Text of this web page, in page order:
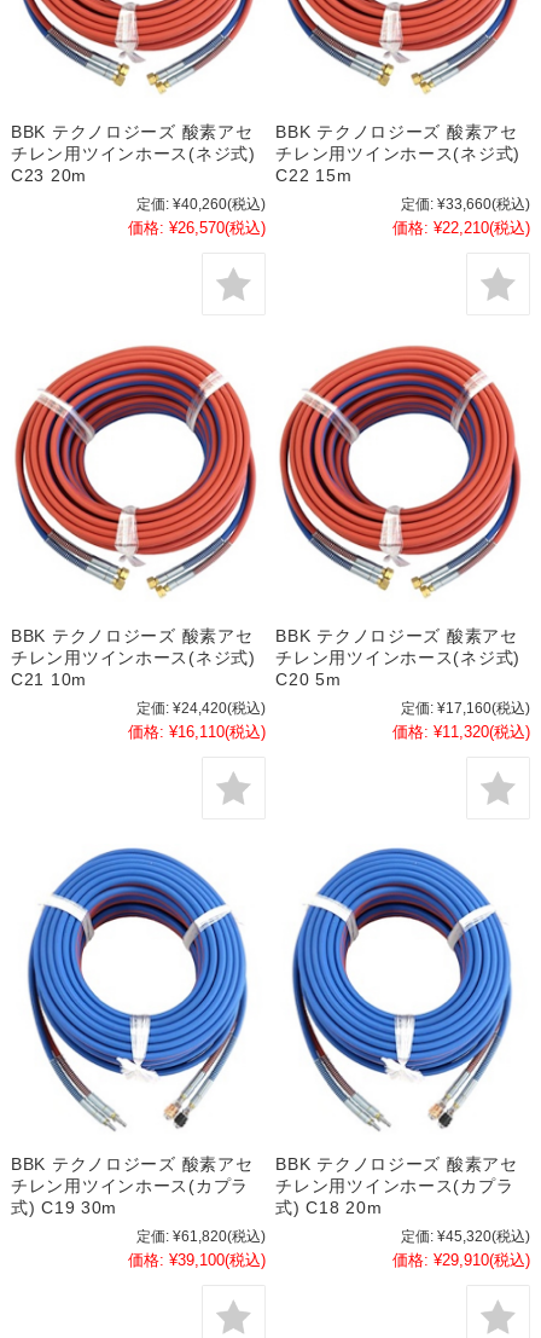
BBK テクノロジーズ 酸素アセ
チレン用ツインホース(ネジ式)
C23 20m
定価: ¥40,260(税込)
価格: ¥26,570(税込)
BBK テクノロジーズ 酸素アセ
チレン用ツインホース(ネジ式)
C22 15m
定価: ¥33,660(税込)
価格: ¥22,210(税込)
BBK テクノロジーズ 酸素アセ
チレン用ツインホース(ネジ式)
C21 10m
定価: ¥24,420(税込)
価格: ¥16,110(税込)
BBK テクノロジーズ 酸素アセ
チレン用ツインホース(ネジ式)
C20 5m
定価: ¥17,160(税込)
価格: ¥11,320(税込)
BBK テクノロジーズ 酸素アセ
チレン用ツインホース(カプラ
式) C19 30m
定価: ¥61,820(税込)
価格: ¥39,100(税込)
BBK テクノロジーズ 酸素アセ
チレン用ツインホース(カプラ
式) C18 20m
定価: ¥45,320(税込)
価格: ¥29,910(税込)